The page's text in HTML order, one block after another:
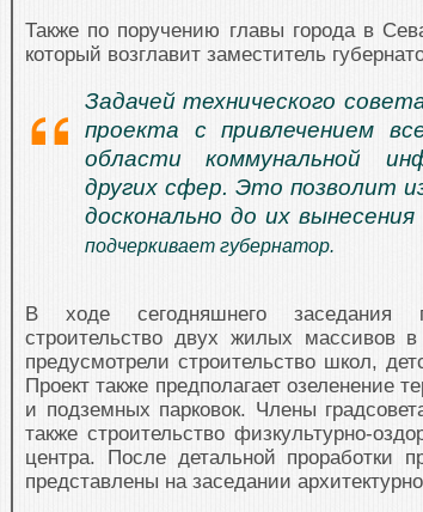
Также по поручению главы города в
который возглавит заместитель
Задачей технического
проекта с привлечением
области коммунальной
других сфер. Это позволит
досконально до их
подчеркивает губернатор.
В ходе сегодняшнего заседания
строительство двух жилых массивов
предусмотрели строительство школ,
Проект также предполагает озеленение
и подземных парковок. Члены
также строительство физкультурно-
центра. После детальной проработки
представлены на заседании